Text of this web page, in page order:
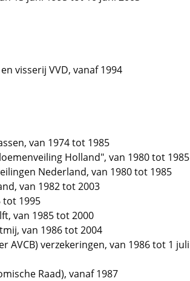
visserij VVD, vanaf 1994
van 1974 tot 1985
Holland", van 1980 tot 1985
Nederland, van 1980 tot 1985
van 1982 tot 2003
tot 1995
van 1985 tot 2000
van 1986 tot 2004
AVCB) verzekeringen, van 1986 tot 1 juli
Raad), vanaf 1987